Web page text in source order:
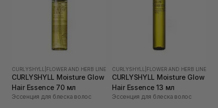
CURLYSHYLL FLOWER AND HERB LINE
CURLYSHYLL Moisture Glow
Hair Essence 70 мл
Эссенция для блеска волос
CURLYSHYLL FLOWER AND HERB LINE
CURLYSHYLL Moisture Glow
Hair Essence 13 мл
Эссенция для блеска волос